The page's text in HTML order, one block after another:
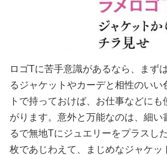
ロゴTに苦手意識があるなら、まず
るジャケットやカーデと相性のいい
トで持っておけば、お仕事などに
がります。意外と万能なのは、細い
るで無地Tにジュエリーをプラスし
枚であじわえて、まじめなジャケ